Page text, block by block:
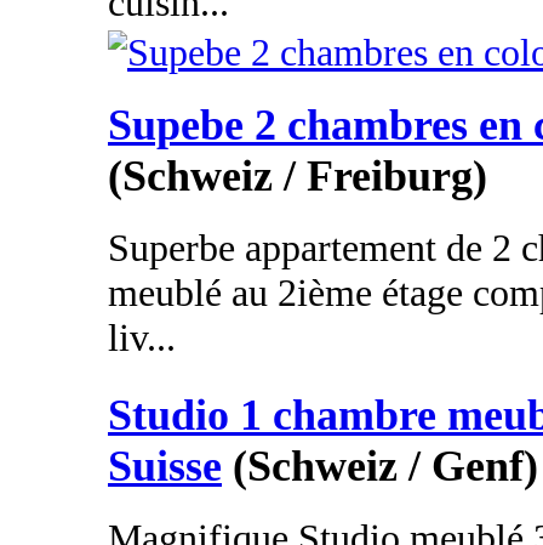
Supebe 2 chambres en
(Schweiz / Freiburg)
Superbe appartement de 2
meublé au 2ième étage
liv...
Studio 1 chambre
Suisse (Schweiz / Genf)